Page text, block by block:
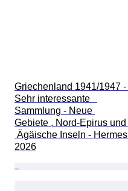
Griechenland 1941/1947 -
Sehr interessante
Sammlung - Neue
Gebiete , Nord-Epirus und
Ägäische Inseln - Hermes
2026